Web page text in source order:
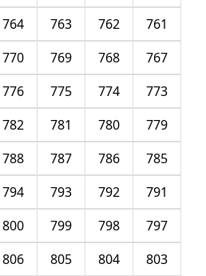
761
762
763
764
767
768
769
770
773
774
775
776
779
780
781
782
785
786
787
788
791
792
793
794
797
798
799
800
803
804
805
806